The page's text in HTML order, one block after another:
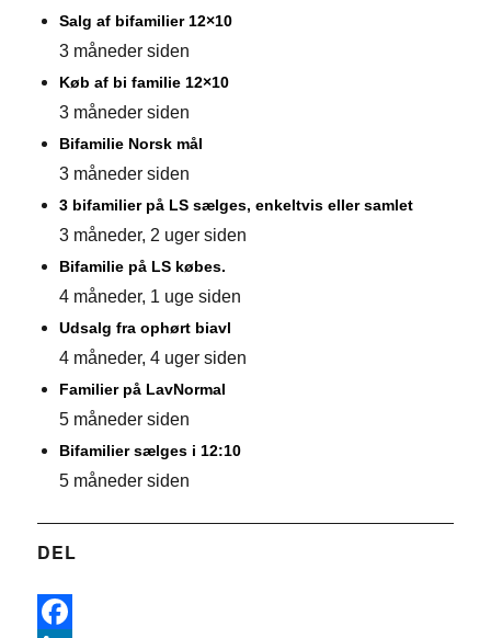
Salg af bifamilier 12×10
3 måneder siden
Køb af bi familie 12×10
3 måneder siden
Bifamilie Norsk mål
3 måneder siden
3 bifamilier på LS sælges, enkeltvis eller samlet
3 måneder, 2 uger siden
Bifamilie på LS købes.
4 måneder, 1 uge siden
Udsalg fra ophørt biavl
4 måneder, 4 uger siden
Familier på LavNormal
5 måneder siden
Bifamilier sælges i 12:10
5 måneder siden
DEL